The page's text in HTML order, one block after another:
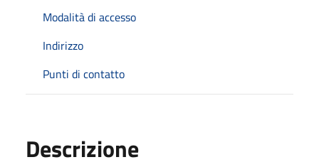
Modalità di accesso
Indirizzo
Punti di contatto
Descrizione